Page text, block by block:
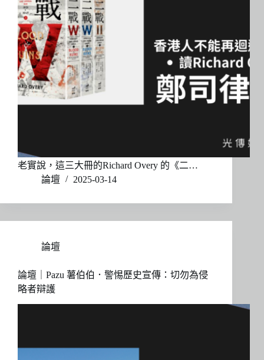
老實說，這三大冊的Richard Overy 的《二…
論壇
2025-03-14
論壇
論壇｜Pazu 薯伯伯．警惕歷史宣傳：切勿為侵
略者辯護